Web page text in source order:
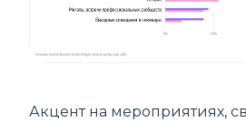
Акцент на мероприятиях,